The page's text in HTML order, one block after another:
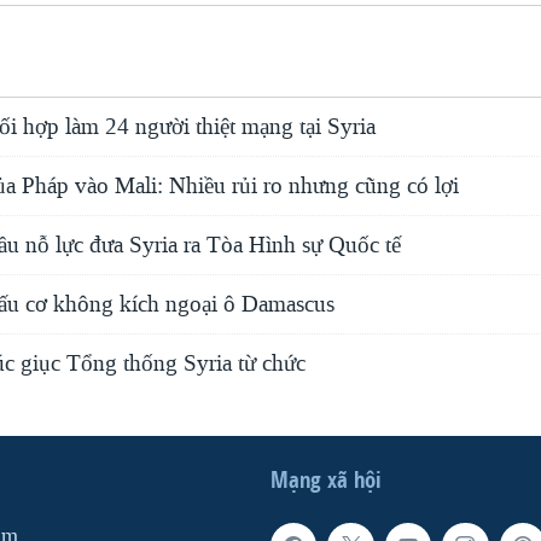
hợp làm 24 người thiệt mạng tại Syria
Pháp vào Mali: Nhiều rủi ro nhưng cũng có lợi
nỗ lực đưa Syria ra Tòa Hình sự Quốc tế
cơ không kích ngoại ô Damascus
giục Tổng thống Syria từ chức
Mạng xã hội